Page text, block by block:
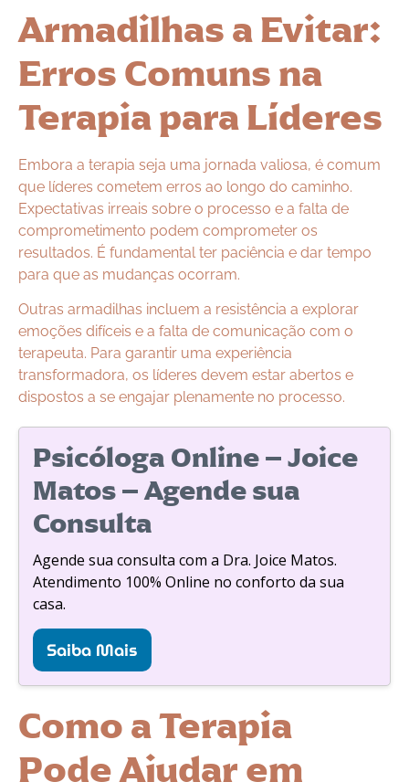
Armadilhas a Evitar:
Erros Comuns na
Terapia para Líderes
Embora a terapia seja uma jornada valiosa, é comum
que líderes cometem erros ao longo do caminho.
Expectativas irreais sobre o processo e a falta de
comprometimento podem comprometer os
resultados. É fundamental ter paciência e dar tempo
para que as mudanças ocorram.
Outras armadilhas incluem a resistência a explorar
emoções difíceis e a falta de comunicação com o
terapeuta. Para garantir uma experiência
transformadora, os líderes devem estar abertos e
dispostos a se engajar plenamente no processo.
Psicóloga Online – Joice
Matos – Agende sua
Consulta
Agende sua consulta com a Dra. Joice Matos.
Atendimento 100% Online no conforto da sua
casa.
Saiba Mais
Como a Terapia
Pode Ajudar em